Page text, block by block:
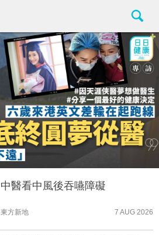
東方新地
中醫看中風後吞嚥障礙
7 AUG 2026